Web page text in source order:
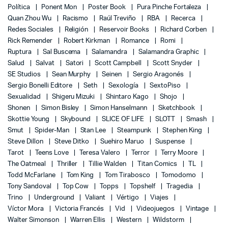
Política
Ponent Mon Poster Book
Pura Pinche Fortaleza
Quan Zhou Wu
Racismo Raúl Treviño RBA
Recerca
Redes Sociales
Religión Reservoir Books
Richard Corben
Rick Remender
Robert Kirkman Romance
Romi
Ruptura
Sal Buscema Salamandra
Salamandra Graphic
Salud
Salvat Satori Scott Campbell
Scott Snyder
SE Studios
Sean Murphy Seinen
Sergio Aragonés
Sergio Bonelli Editore
Seth Sexología
SextoPiso
Sexualidad
Shigeru Mizuki Shintaro Kago
Shojo
Shonen
Simon Bisley Simon Hanselmann
Sketchbook
Skottie Young
Skybound SLICE OF LIFE SLOTT
Smash
Smut
Spider-Man Stan Lee Steampunk
Stephen King
Steve Dillon
Steve Ditko Suehiro Maruo
Suspense
Tarot
Teens Love Teresa Valero Terror
Terry Moore
The Oatmeal
Thriller Tillie Walden Titan Comics
TL
Todd McFarlane
Tom King Tom Tirabosco
Tomodomo
Tony Sandoval
Top Cow Topps Topshelf
Tragedia
Trino
Underground Valiant Vértigo
Viajes
Víctor Mora
Victoria Francés Vid Videojuegos
Vintage
Walter Simonson
Warren Ellis Western Wildstorm